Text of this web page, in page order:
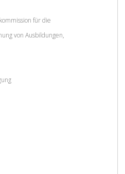
für die
von Ausbildungen,